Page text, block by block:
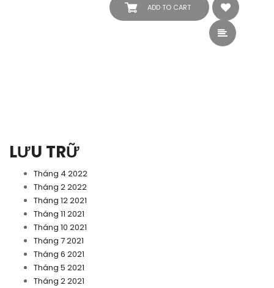
LƯU TRỮ
Tháng 4 2022
Tháng 2 2022
Tháng 12 2021
Tháng 11 2021
Tháng 10 2021
Tháng 7 2021
Tháng 6 2021
Tháng 5 2021
Tháng 2 2021
ADD TO CART